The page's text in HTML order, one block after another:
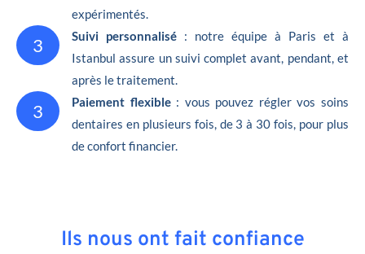
expérimentés.
3 Suivi personnalisé : notre équipe à Paris et à
Istanbul assure un suivi complet avant, pendant, et
après le traitement.
3 Paiement flexible: vous pouvez régler vos soins
dentaires en plusieurs fois, de 3 à 30 fois, pour plus
de confort financier.
Ils nous ont fait confiance